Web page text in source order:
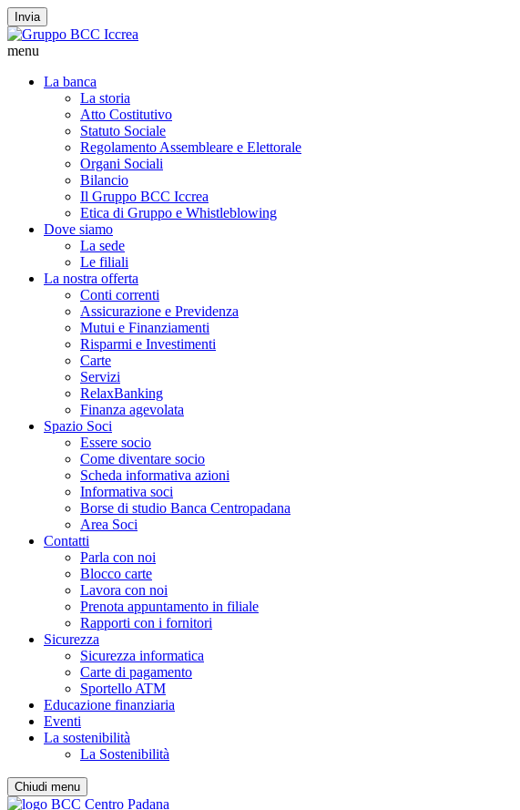
Invia
menu
La banca
La storia
Atto Costitutivo
Statuto Sociale
Regolamento Assembleare e Elettorale
Organi Sociali
Bilancio
Il Gruppo BCC Iccrea
Etica di Gruppo e Whistleblowing
Dove siamo
La sede
Le filiali
La nostra offerta
Conti correnti
Assicurazione e Previdenza
Mutui e Finanziamenti
Risparmi e Investimenti
Carte
Servizi
RelaxBanking
Finanza agevolata
Spazio Soci
Essere socio
Come diventare socio
Scheda informativa azioni
Informativa soci
Borse di studio Banca Centropadana
Area Soci
Contatti
Parla con noi
Blocco carte
Lavora con noi
Prenota appuntamento in filiale
Rapporti con i fornitori
Sicurezza
Sicurezza informatica
Carte di pagamento
Sportello ATM
Educazione finanziaria
Eventi
La sostenibilità
La Sostenibilità
Chiudi menu